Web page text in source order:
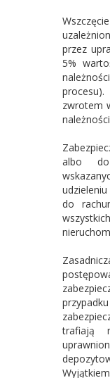
przez
5%
zwrotem
albo do
do
trafiają